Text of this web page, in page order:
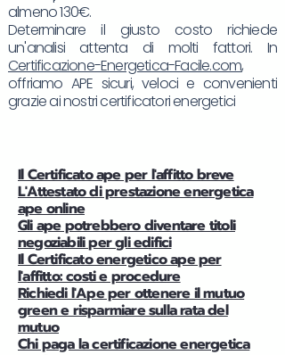
almeno 130€.
Determinare il giusto costo richiede
un'analisi attenta di molti fattori. In
Certificazione-Energetica-Facile.com,
offriamo APE sicuri, veloci e convenienti
grazie ai nostri certificatori energetici
Il Certificato ape per l'affitto breve
L'Attestato di prestazione energetica
ape online
Gli ape potrebbero diventare titoli
negoziabili per gli edifici
Il Certificato energetico ape per
l'affitto: costi e procedure
Richiedi l'Ape per ottenere il mutuo
green e risparmiare sulla rata del
mutuo
Chi paga la certificazione energetica